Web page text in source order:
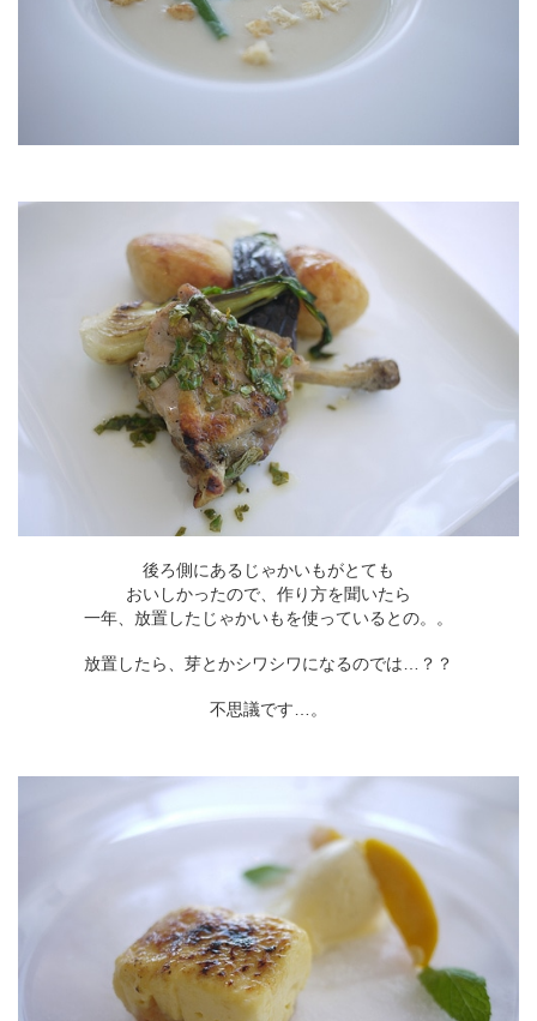
後ろ側にあるじゃかいもがとても
おいしかったので、作り方を聞いたら
一年、放置したじゃかいもを使っているとの。。
放置したら、芽とかシワシワになるのでは…？？
不思議です…。